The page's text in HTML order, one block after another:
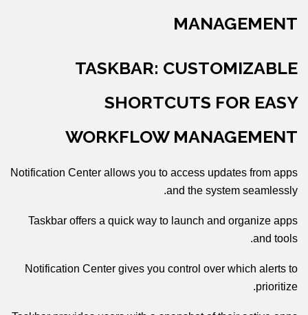
MANAGEMENT
TASKBAR: CUSTOMIZABLE
SHORTCUTS FOR EASY
WORKFLOW MANAGEMENT
Notification Center allows you to access updates from apps
and the system seamlessly.
Taskbar offers a quick way to launch and organize apps
and tools.
Notification Center gives you control over which alerts to
prioritize.